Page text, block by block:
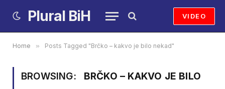
Plural BiH VIDEO
Home » Posts Tagged "Brčko – kakvo je bilo nekad"
BROWSING:
BRČKO – KAKVO JE BILO